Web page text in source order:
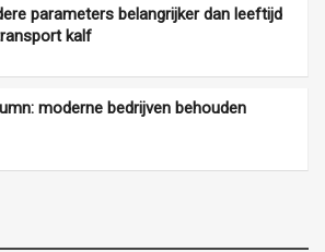
parameters belangrijker dan leeftijd
kalf
moderne bedrijven behouden